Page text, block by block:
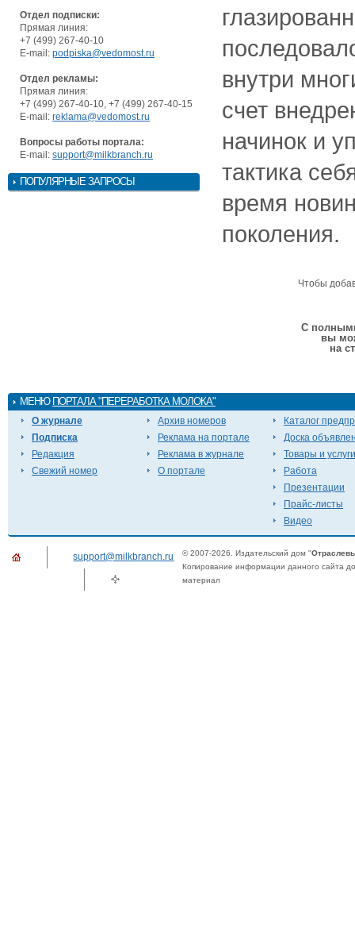
Отдел подписки:
Прямая линия:
+7 (499) 267-40-10
E-mail: podpiska@vedomost.ru
Отдел рекламы:
Прямая линия:
+7 (499) 267-40-10, +7 (499) 267-40-15
E-mail: reklama@vedomost.ru
Вопросы работы портала:
E-mail: support@milkbranch.ru
ПОПУЛЯРНЫЕ ЗАПРОСЫ
внутри
счет
начинок и
тактика
время
поколения.
Чтобы
С
вы
на
МЕНЮ ПОРТАЛА "ПЕРЕРАБОТКА МОЛОКА"
О журнале
Подписка
Редакция
Свежий номер
Архив номеров
Реклама на портале
Реклама в журнале
О портале
Каталог
Доска
Товары и услуги
Работа
Презентации
Прайс-листы
Видео
support@milkbranch.ru © 2007-2026. Издательский дом "
Копирование информации данного сайта
материал